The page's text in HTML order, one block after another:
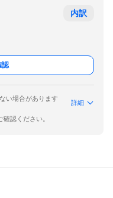
内訳
認
い場合があります
詳細
認ください。